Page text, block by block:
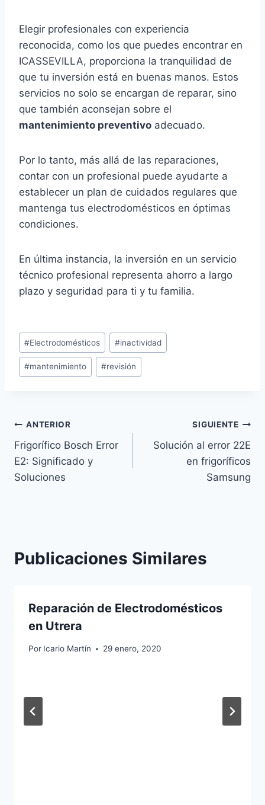
Elegir profesionales con experiencia
reconocida, como los que puedes encontrar en
ICASSEVILLA, proporciona la tranquilidad de
que tu inversión está en buenas manos. Estos
servicios no solo se encargan de reparar, sino
que también aconsejan sobre el
mantenimiento preventivo adecuado.
Por lo tanto, más allá de las reparaciones,
contar con un profesional puede ayudarte a
establecer un plan de cuidados regulares que
mantenga tus electrodomésticos en óptimas
condiciones.
En última instancia, la inversión en un servicio
técnico profesional representa ahorro a largo
plazo y seguridad para ti y tu familia.
Etiquetas
de
la
#Electrodomésticos #inactividad
#mantenimiento #revisión
Navegación
de
entradas
ANTERIOR
Frigorífico Bosch Error
E2: Significado y
Soluciones
SIGUIENTE
Solución al error 22E
en frigoríficos
Samsung
Publicaciones Similares
Reparación de Electrodomésticos
en Utrera
Por Icario Martín 29 enero, 2020